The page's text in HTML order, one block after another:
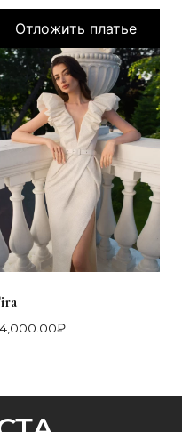
Отложить платье
₽